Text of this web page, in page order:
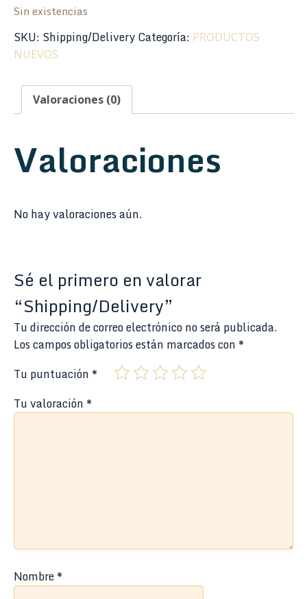
Sin existencias
SKU: Shipping/DeliveryCategoría: PRODUCTOS
NUEVOS
Valoraciones (0)
Valoraciones
No hay valoraciones aún.
Sé el primero en valorar
“Shipping/Delivery”
Tu dirección de correo electrónico no será publicada.
Los campos obligatorios están marcados con *
Tu puntuación *
Tu valoración *
Nombre*